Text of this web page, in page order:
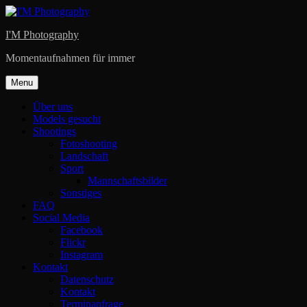
Skip
content
I'M Photography
Momentaufnahmen für immer
Menu
Über uns
Models gesucht
Shootings
Fotoshooting
Landschaft
Sport
Mannschaftsbilder
Sonstiges
FAQ
Social Media
Facebook
Flickr
Instagram
Kontakt
Datenschutz
Kontakt
Terminanfrage